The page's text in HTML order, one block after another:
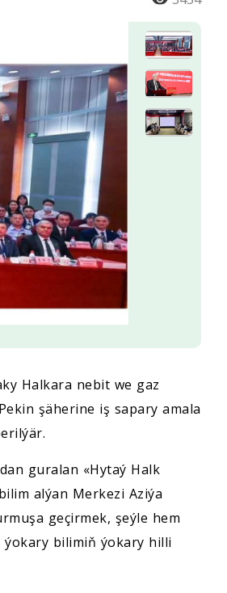
Halkara nebit we gaz
şäherine iş sapary amala
guralan «Hytaý Halk
alýan Merkezi Aziýa
geçirmek, şeýle hem
ýokary bilimiň ýokary hilli